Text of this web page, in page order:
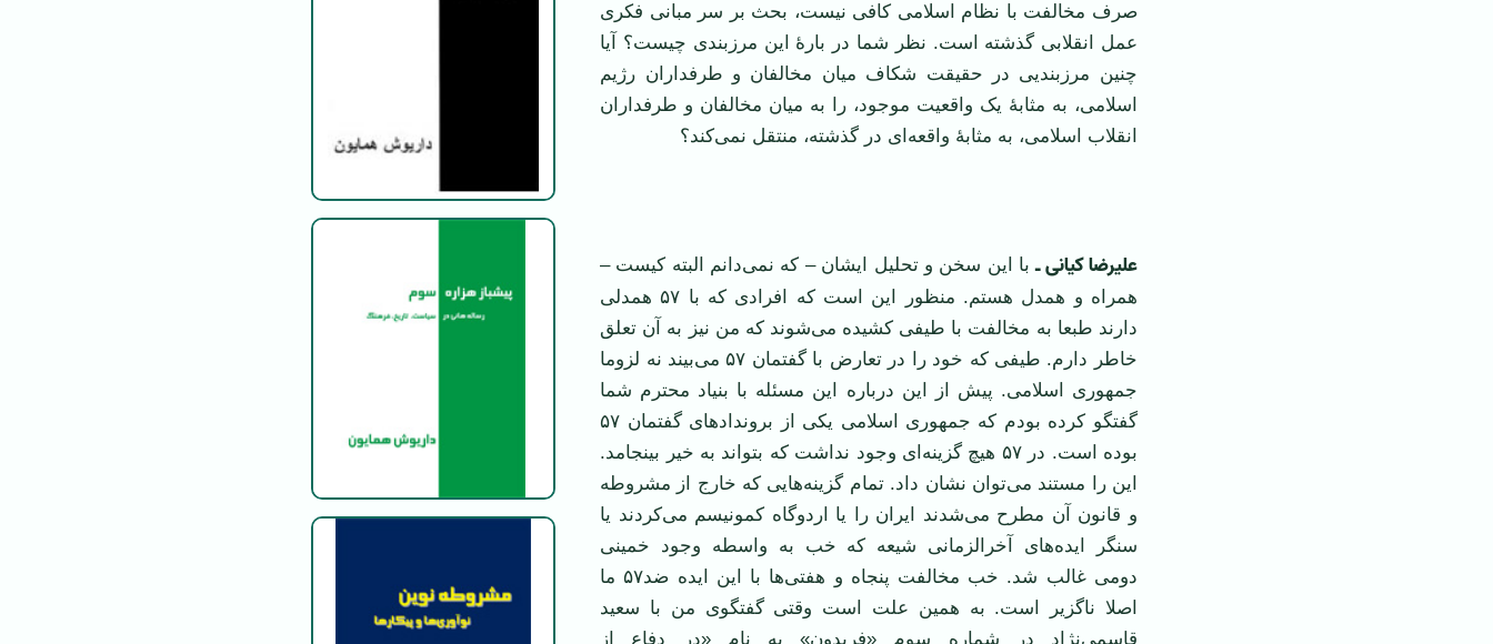
صرف مخالفت با نظام اسلامی کافی نیست، بحث بر سر مبانی فکری
عمل انقلابی گذشته است. نظر شما در بارۀ این مرزبندی چیست؟ آیا
چنین مرزبندیی در حقیقت شکاف میان مخالفان و طرفداران رژیم
اسلامی، به مثابۀ یک واقعیت موجود، را به میان مخالفان و طرفداران
انقلاب اسلامی، به مثابۀ واقعه‌ای در گذشته، منتقل نمی‌کند؟
علیرضا کیانی ـبا این سخن و تحلیل ایشان – که نمی‌دانم البته کیست –
همراه و همدل هستم. منظور این است که افرادی که با ۵۷ همدلی
دارند طبعا به مخالفت با طیفی کشیده می‌شوند که من نیز به آن تعلق
خاطر دارم. طیفی که خود را در تعارض با گفتمان ۵۷ می‌بیند نه لزوما
جمهوری اسلامی. پیش از این درباره این مسئله با بنیاد محترم شما
گفتگو کرده بودم که جمهوری اسلامی یکی از بروندادهای گفتمان ۵۷
بوده است. در ۵۷ هیچ گزینه‌ای وجود نداشت که بتواند به خیر بینجامد.
این را مستند می‌توان نشان داد. تمام گزینه‌هایی که خارج از مشروطه
و قانون آن مطرح می‌شدند ایران را یا اردوگاه کمونیسم می‌کردند یا
سنگر ایده‌های آخرالزمانی شیعه که خب به واسطه وجود خمینی
دومی غالب شد. خب مخالفت پنجاه‌ و هفتی‌ها با این ایده ضد۵۷ ما
اصلا ناگزیر است. به همین علت است وقتی گفتگوی من با سعید
قاسمی‌نژاد در شماره سوم «فریدون» به نام «در دفاع از